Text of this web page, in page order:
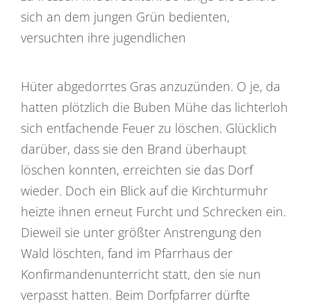
sich an dem jungen Grün bedienten,
versuchten ihre jugendlichen
Hüter abgedorrtes Gras anzuzünden. O je, da
hatten plötzlich die Buben Mühe das lichterloh
sich entfachende Feuer zu löschen. Glücklich
darüber, dass sie den Brand überhaupt
löschen konnten, erreichten sie das Dorf
wieder. Doch ein Blick auf die Kirchturmuhr
heizte ihnen erneut Furcht und Schrecken ein.
Dieweil sie unter größter Anstrengung den
Wald löschten, fand im Pfarrhaus der
Konfirmandenunterricht statt, den sie nun
verpasst hatten. Beim Dorfpfarrer dürfte